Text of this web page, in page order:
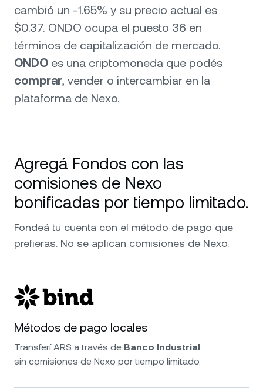
cambió un -1.65% y su precio actual es
$0.37. ONDO ocupa el puesto 36 en
términos de capitalización de mercado.
ONDO es una criptomoneda que podés
comprar, vender o intercambiar en la
plataforma de Nexo.
Agregá Fondos con las
comisiones de Nexo
bonificadas por tiempo limitado.
Fondeá tu cuenta con el método de pago que
prefieras. No se aplican comisiones de Nexo.
Métodos de pago locales
Transferí ARS a través de Banco Industrial
sin comisiones de Nexo por tiempo limitado.